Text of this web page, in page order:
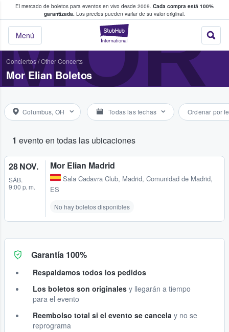
El mercado de boletos para eventos en vivo desde 2009. Cada compra está 100%
garantizada. Los precios pueden variar de su valor original.
StubHub: donde
Menú
fans compran y venden boletos
Conciertos/Other Concerts
Mor Elian Boletos
Columbus, OH Todas las fechas Ordenar por
1 evento en todas las ubicaciones
28 NOV.
SÁB.
9:00 p. m.
Mor Elian Madrid
Sala Cadavra Club, Madrid, Comunidad de Madrid,
ES
No hay boletos disponibles
Garantía 100%
Respaldamos todos los pedidos
Los boletos son originales y llegarán a tiempo
para el evento
Reembolso total si el evento se cancela y no se
reprograma